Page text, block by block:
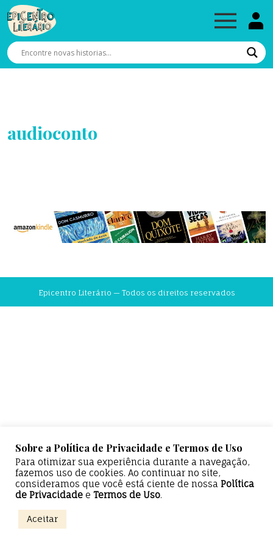
audioconto
Epicentro Literário — Todos os direitos reservados
Sobre a Política de Privacidade e Termos de Uso
Para otimizar sua experiência durante a navegação,
fazemos uso de cookies. Ao continuar no site,
consideramos que você está ciente de nossa Política
de Privacidade e Termos de Uso.
Aceitar